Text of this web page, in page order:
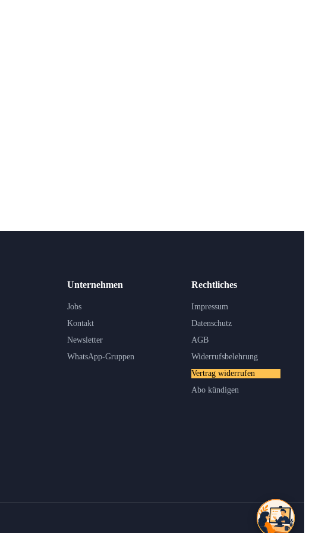
Unternehmen
Jobs
Kontakt
Newsletter
WhatsApp-Gruppen
Rechtliches
Impressum
Datenschutz
AGB
Widerrufsbelehrung
Vertrag widerrufen
Abo kündigen